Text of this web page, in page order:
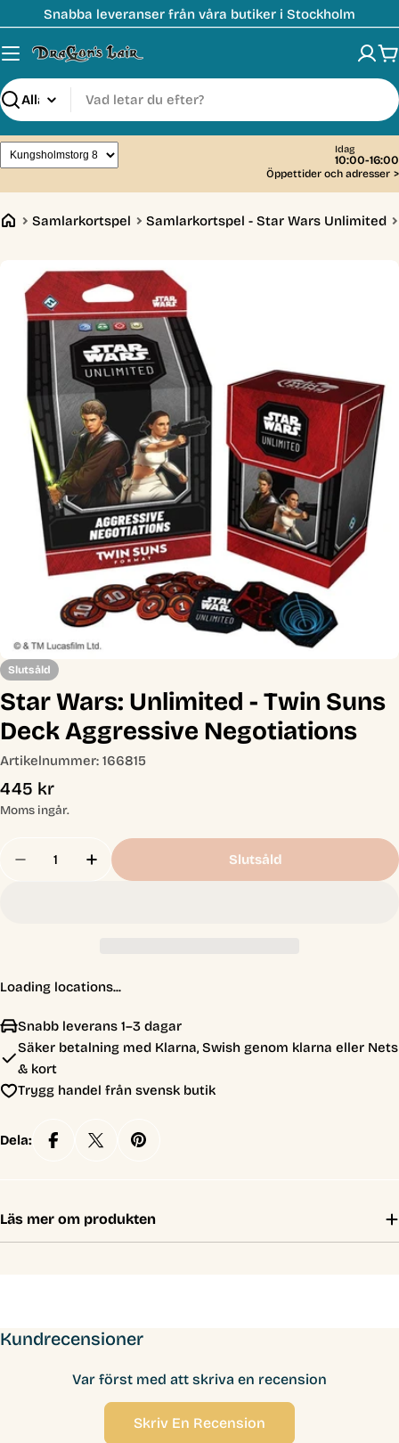
till
innehåll
Snabba leveranser från våra butiker i Stockholm
Sök
Idag
10:00-16:00
Öppettider och adresser >
Samlarkortspel Samlarkortspel - Star Wars Unlimited
media 0 i modal
Slutsåld
Star Wars: Unlimited - Twin Suns
Deck Aggressive Negotiations
Artikelnummer: 166815
Ordinarie
pris
445 kr
Moms ingår.
Minska Antal För Star Wars: Unlimited - Twin
Öka Antal För Star Wars: Unlimited -
Slutsåld
Loading locations...
Snabb leverans 1–3 dagar
Säker betalning med Klarna, Swish genom klarna eller Nets
& kort
Trygg handel från svensk butik
Dela:
Läs mer om produkten
Kundrecensioner
Var först med att skriva en recension
Skriv En Recension